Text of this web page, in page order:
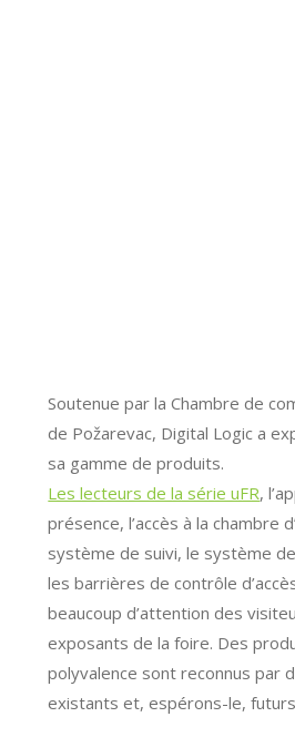
Soutenue par la Chambre de
de Požarevac, Digital Logic a
sa gamme de produits.
Les lecteurs de la série uFR,
présence, l’accès à la chambre
système de suivi, le système
les barrières de contrôle
beaucoup d’attention des
exposants de la foire. Des
polyvalence sont reconnus par
existants et, espérons-le,